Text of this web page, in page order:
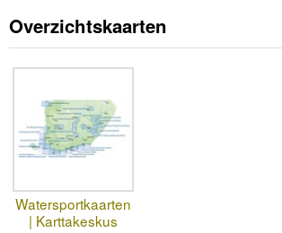
Overzichtskaarten
Watersportkaarten
| Karttakeskus